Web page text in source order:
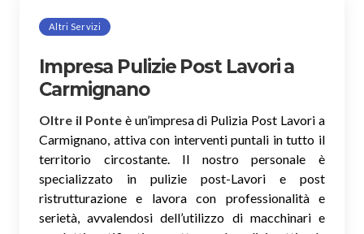
Altri Servizi
Impresa Pulizie Post Lavori a
Carmignano
Oltre il Ponteè un’impresa di Pulizia Post Lavori a
Carmignano, attiva con interventi puntali in tutto il
territorio circostante. Il nostro personale è
specializzato in pulizie post-Lavori e post
ristrutturazione e lavora con professionalità e
serietà, avvalendosi dell’utilizzo di macchinari e